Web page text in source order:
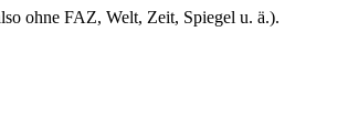
ohne FAZ, Welt, Zeit, Spiegel u. ä.).